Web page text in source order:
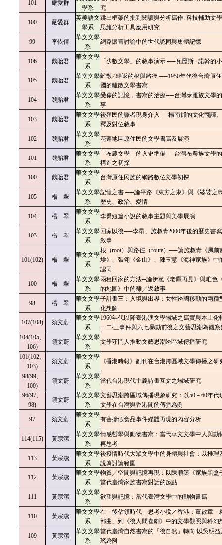
101 嚴愛群
學系
究
100 嚴愛群
英美語文
學系
跳出框架的批判閱讀與分析寫作: 科技輔助文
思維分析工具應用研究
99 李依倩
華文文學
系
網路懷舊討論中的世代認同與集體記憶
106 魏貽君
華文文學
系
「少數文學」的敘事演示 ──瓦歷斯 ‧ 諾幹的
105 魏貽君
華文文學
系
離散 ∕ 歸返的根與路徑 ──1950年代後台灣原
國的離散文學書寫
104 魏貽君
華文文學
系
受傷的記憶，書寫的治療──台灣泰雅族文學
事
103 魏貽君
華文文學
系
後殖民的譯者現身介入──楊南郡的文化翻譯
釋及對位敘事
102 魏貽君
華文文學
系
花蓮地區原住民的文學書寫及展演
101 魏貽君
華文文學
系
「布農文學」的入史準備──台灣布農族文學
構造之初探
100 魏貽君
華文文學
系
台灣原住民族的網路數位文學初探
105 楊 翠
華文文學
系
記憶之書 ──論平路《東方之東》與《婆娑之
歷史、政治、愛情
104 楊 翠
華文文學
系
李喬短篇小說的敘事主題與美學展演
103 楊 翠
華文文學
系
回家以後──李昂、施叔青2000年後的歷史書
敘事
101(102) 楊 翠
華文文學
系
根（root）與路徑（route）──論施叔青《風前
埃》、張翎《金山》、陳玉慧《海神家族》中
認同
100 楊 翠
華文文學
系
兩種回家的方法─論伊苞《老鷹再見》與唯色
的地圖》中的離／返敘事
98 楊 翠
華文文學
系
子計畫三：入境與出界：女性跨國移動的兩種
化想像
107(108) 須文蔚
華文文學
系
1960年代以降臺港澳文學場域之寫實與本土化
一二‧三事件與六七暴動前後之文藝思潮為觀察
104(105、
106)
須文蔚
華文文學
系
文學守門人推動文藝思潮跨區域傳播研究
101(102、
103)
須文蔚
華文文學
系
《香港時報》副刊在台港跨區域文學傳播之研
98(99、
100)
須文蔚
華文文學
系
當代台港現代主義詩畫互文之場域研究
96(97、
98)
須文蔚
華文文學
系
文藝思潮跨區域傳播現象研究：以50－60年代
文學在台灣與香港間的傳播為例
97 須文蔚
華文文學
系
有害摻假食品事件媒體再現的內容分析
114(115) 黃宗潔
華文文學
系
情感哲學與動物書寫：當代華文文學中人與動
再思考
113 黃宗潔
華文文學
系
後疫情時代大眾文學中的身體與社會：以推理
說為討論範圍
112 黃宗潔
華文文學
系
物質／空間與記憶再現：以陳順築《家族黑盒
當代臺灣家族書寫對話的起點
111 黃宗潔
華文文學
系
欲望與記憶：當代臺灣文學中的動物書寫
110 黃宗潔
華文文學
系
在「後佔領時代」思考小說／香港：董啟章「
部曲」到《後人間喜劇》中的文學觀照與科幻
109 黃宗潔
華文文學
系
當代臺灣自然書寫的「後自然」轉向:以吳明益
瑤為例